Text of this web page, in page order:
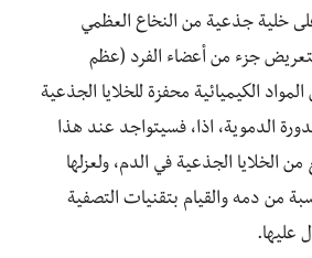
خلية جذعية من النخاع العظمي
بتعريض جزء من أعضاء الفرد (عظم
الكيميائية محفزة للخلايا الجذعية
الدموية، اذا، فسيتواجد عند هذا
الخلايا الجذعية في الدم، ولعزلها
من دمه والقيام بتقنيات التصفية
عليها.